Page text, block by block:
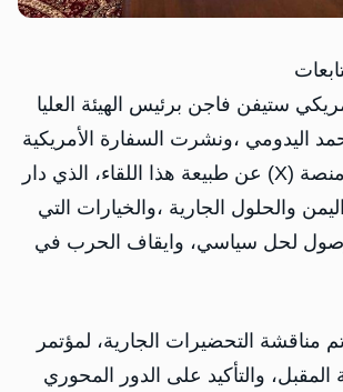
ستيفن فاجن برئيس الهيئة العليا
اليدومي ،ونشرت السفارة الأمريكية
في حسابها على منصة (X) عن طبيعة هذا اللقاء، الذي دار
والحلول الجارية ،والخيارات التي
للوصول لحل سياسي، وايقاف الحرب في
مناقشة التحضيرات الجارية، لمؤتمر
المقبل، والتأكيد على الدور المحوري